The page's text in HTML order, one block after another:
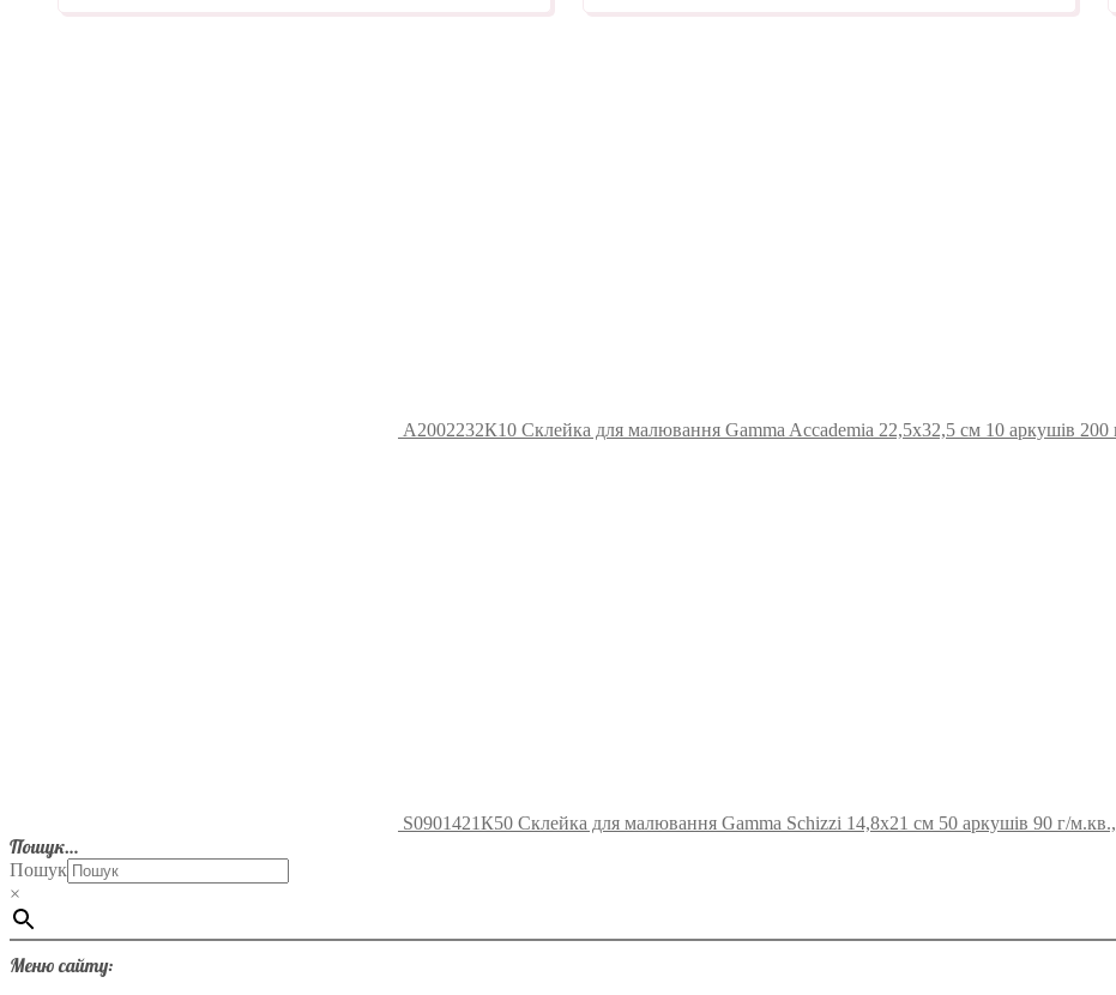
А2002232К10 Склейка для малювання Gamma Accademia 22,5х32,5 см 10 аркушів 200
S0901421К50 Склейка для малювання Gamma Schizzi 14,8х21 см 50 аркушів 90 г/
Пошук…
Пошук
×
Меню сайту: